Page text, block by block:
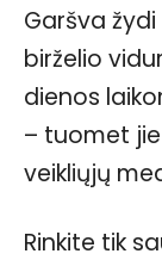
Garšva
birželio
dienos
– tuomet
veikliųjų
Rinkite tik